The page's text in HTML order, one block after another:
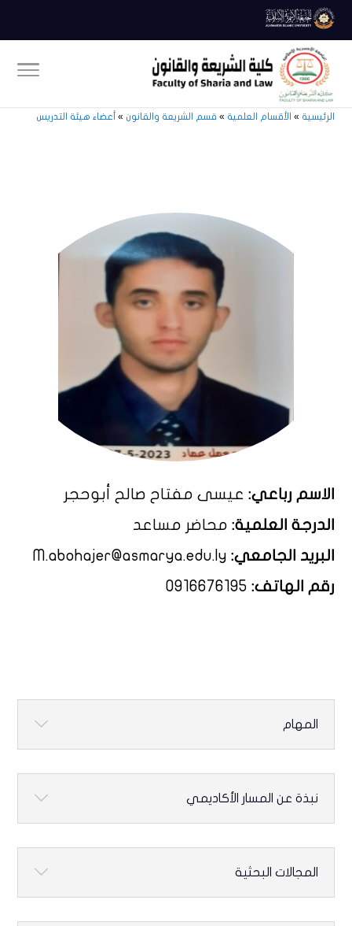
الرئيسية » الأقسام العلمية » قسم الشريعة والقانون » أعضاء هيئة التدريس
الاسم رباعي: عيسى مفتاح صالح أبوحجر
الدرجة العلمية: محاضر مساعد
البريد الجامعي: M.abohajer@asmarya.edu.ly
رقم الهاتف:
المهام
نبذة عن المسار الأكاديمي
المجالات البحثية